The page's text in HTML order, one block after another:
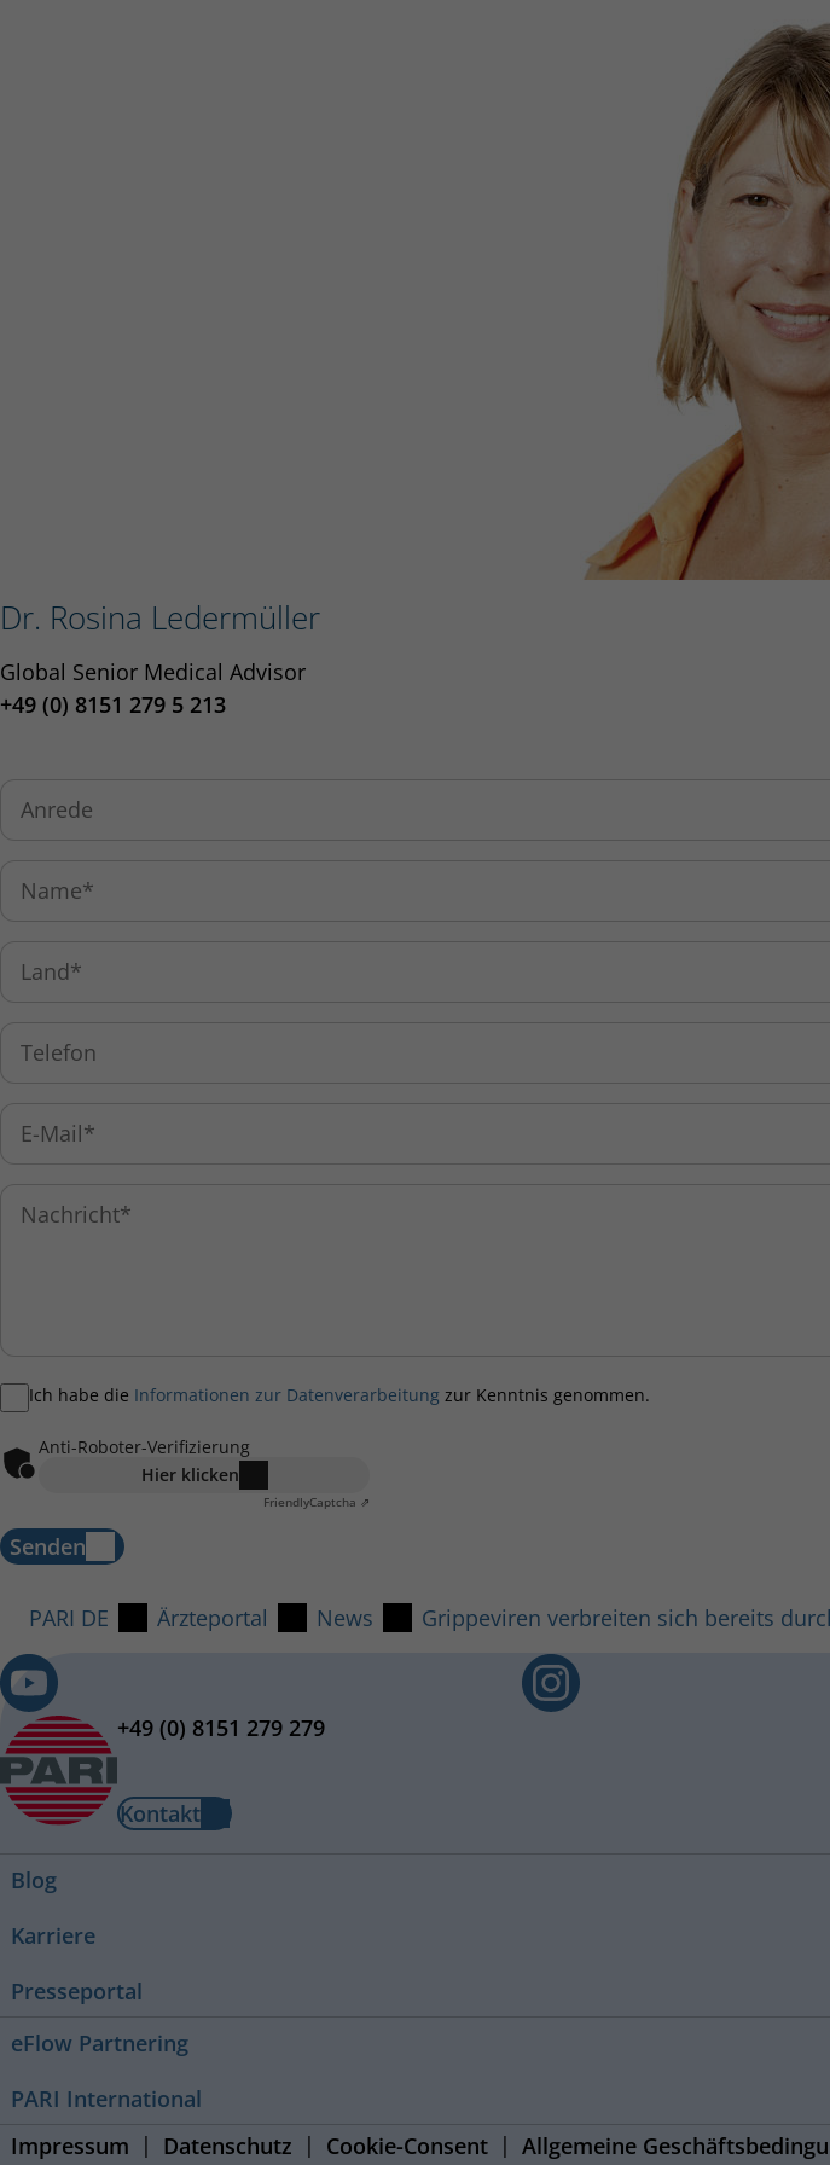
[2] Edwards DA, Man JC, Brand P, et al. Inhaling to mitigate exhaled bioaerosols. Proc
Dr. Rosina Ledermüller
Global Senior Medical Advisor
+49 (0) 8151 279 5 213
Ich habe die Informationen zur Datenverarbeitung zur Kenntnis genommen.
Anti-Roboter-Verifizierung
Hier klicken
FriendlyCaptcha ⇗
Senden
PARI DE Ärzteportal News Grippeviren verbreiten sich bereits
+49 (0) 8151 279 279
Kontakt
Blog
Karriere
Presseportal
eFlow Partnering
PARI International
Impressum
Datenschutz Cookie-Consent Allgemeine